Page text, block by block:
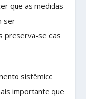
que as medidas
ser
preserva-se das
sistêmico
importante que